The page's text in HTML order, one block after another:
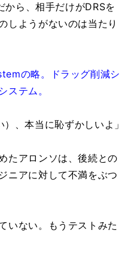
ら、相手だけがDRSを
しようがないのは当たり
の略。ドラッグ削減シ
ステム。
、本当に恥ずかしいよ」
たアロンソは、後続との
ニアに対して不満をぶつ
いない。もうテストみた